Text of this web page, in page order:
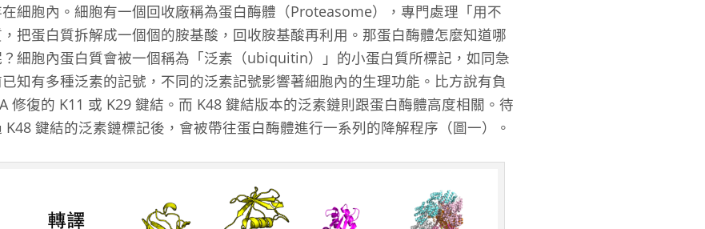
細胞內。細胞有一個回收廠稱為蛋白酶體（Proteasome），專門處理「用不
把蛋白質拆解成一個個的胺基酸，回收胺基酸再利用。那蛋白酶體怎麼知道哪
細胞內蛋白質會被一個稱為「泛素（ubiquitin）」的小蛋白質所標記，如同急
知有多種泛素的記號，不同的泛素記號影響著細胞內的生理功能。比方說有負
修復的 K11 或 K29 鍵結。而 K48 鍵結版本的泛素鏈則跟蛋白酶體高度相關。待
鍵結的泛素鏈標記後，會被帶往蛋白酶體進行一系列的降解程序（圖一）。